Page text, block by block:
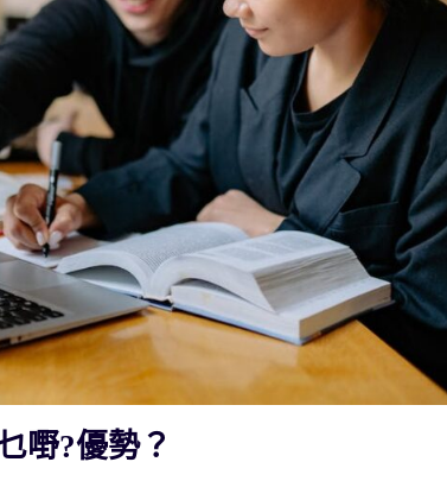
嘢?優勢？